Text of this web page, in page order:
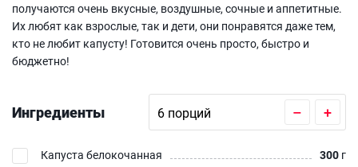
получаются очень вкусные, воздушные, сочные и аппетитные.
Их любят как взрослые, так и дети, они понравятся даже тем,
кто не любит капусту! Готовится очень просто, быстро и
бюджетно!
Ингредиенты – +
Капуста белокочанная 300 г